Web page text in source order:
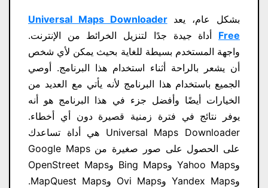
بشكل عام، يعدUniversal Maps Downloader
Free أداة جيدة جدًا لتنزيل الخرائط من الإنترنت.
واجهة المستخدم بسيطة للغاية بحيث يمكن لأي شخص
أن يشعر بالراحة أثناء استخدام هذا البرنامج. أوصي
الجميع باستخدام هذا البرنامج لأنه يأتي مع العديد من
الخيارات أيضًا وأفضل جزء في هذا البرنامج هو أنه
يوفر نتائج في فترة زمنية قصيرة دون أي أخطاء.
Universal Maps Downloader هي أداة تساعدك
على الحصول على صور صغيرة من Google Maps
وYahoo Maps وBing Maps وOpenStreet Maps
وYandex Maps وOvi Maps وMapQuest Maps.